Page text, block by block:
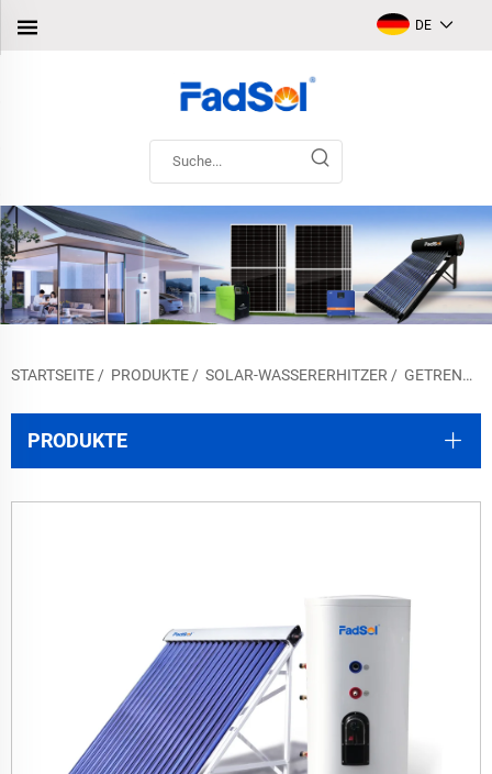
DE
STARTSEITE / PRODUKTE / SOLAR-WASSERERHITZER / GETRENNTER DRUCK SOLAR-WASSERHEIZER
PRODUKTE